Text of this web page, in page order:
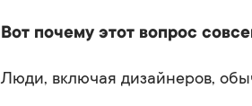
Вот почему этот вопрос
Люди, включая дизайнеров,